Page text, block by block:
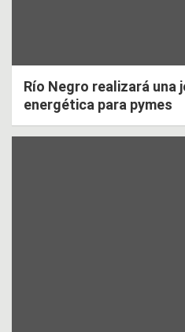
Río Negro realizará una
energética para pymes